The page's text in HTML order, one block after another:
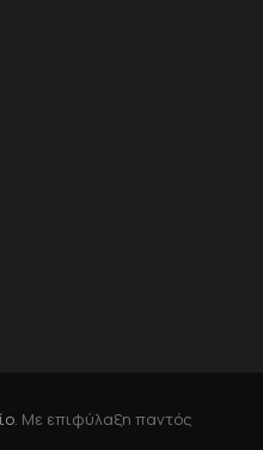
. Με επιφύλαξη παντός